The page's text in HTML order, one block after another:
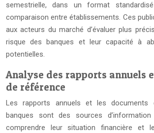
semestrielle, dans un format
comparaison entre établissements. Ces
aux acteurs du marché d’évaluer plus
risque des banques et leur capacité à
potentielles.
Analyse des rapports annuels
de référence
Les rapports annuels et les documents
banques sont des sources
comprendre leur situation financière et